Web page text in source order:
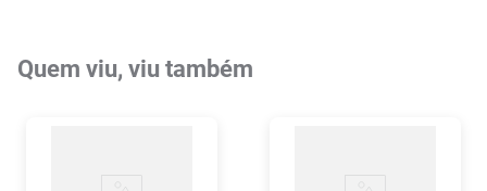
Quem viu, viu também